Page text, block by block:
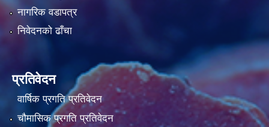
नागरिक वडापत्र
निवेदनको ढाँचा
प्रतिवेदन
वार्षिक प्रगति प्रतिवेदन
चौमासिक प्रगति प्रतिवेदन